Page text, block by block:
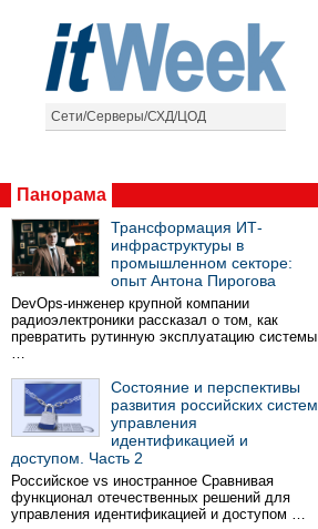
Сети/Серверы/СХД/ЦОД
Панорама
Трансформация ИТ-
инфраструктуры в
промышленном секторе:
опыт Антона Пирогова
DevOps-инженер крупной компании
радиоэлектроники рассказал о том, как
превратить рутинную эксплуатацию системы
…
Состояние и перспективы
развития российских систем
управления
идентификацией и
доступом. Часть 2
Российское vs иностранное Сравнивая
функционал отечественных решений для
управления идентификацией и доступом …